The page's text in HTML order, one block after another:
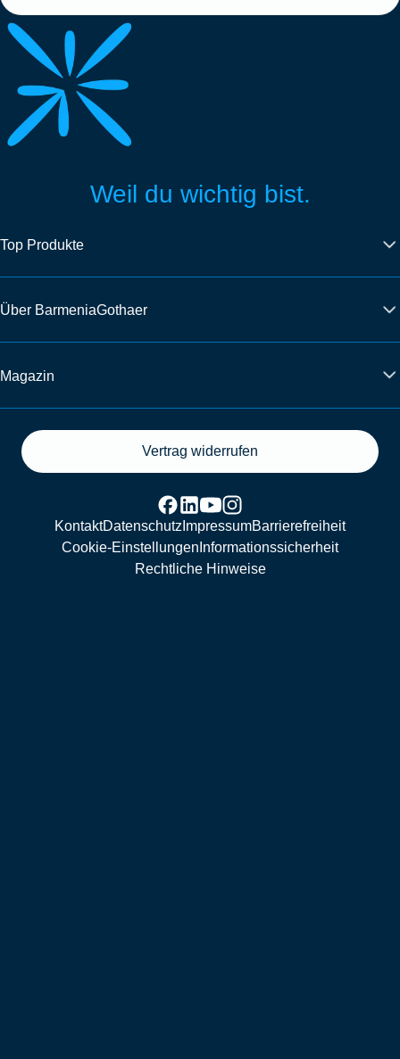
Weil du wichtig bist.
Top Produkte
Über BarmeniaGothaer
Magazin
Vertrag widerrufen
KontaktDatenschutz ImpressumBarrierefreiheit
Cookie-Einstellungen Informationssicherheit
Rechtliche Hinweise